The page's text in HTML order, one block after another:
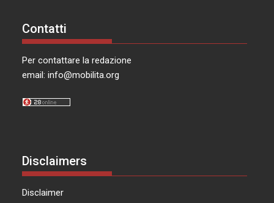
Contatti
Per contattare la redazione
email:info@mobilita.org
Disclaimers
Disclaimer